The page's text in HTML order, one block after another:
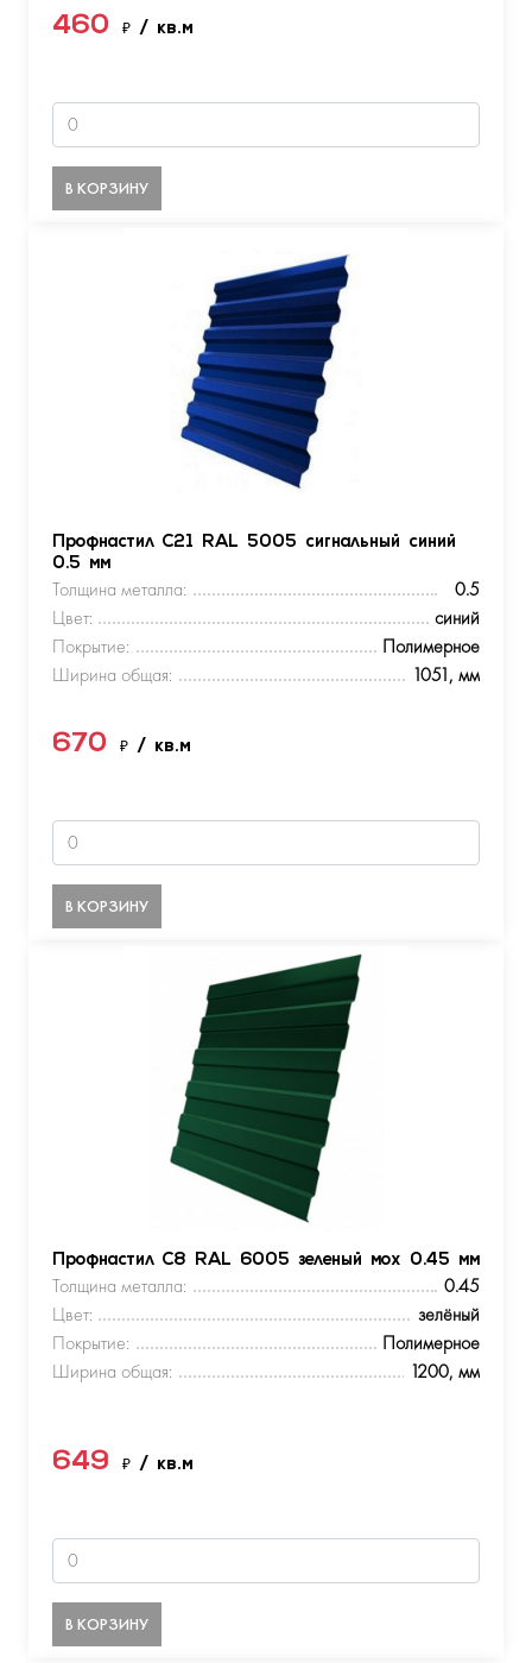
460 ₽ / кв.м
В КОРЗИНУ
Профнастил С21 RAL 5005 сигнальный синий
0.5 мм
Толщина металла:
0.5
Цвет:
синий
Покрытие:
Полимерное
Ширина общая:
1051, мм
670 ₽ / кв.м
В КОРЗИНУ
Профнастил С8 RAL 6005 зеленый мох 0.45 мм
Толщина металла:
0.45
Цвет:
зелёный
Покрытие:
Полимерное
Ширина общая:
1200, мм
649 ₽ / кв.м
В КОРЗИНУ